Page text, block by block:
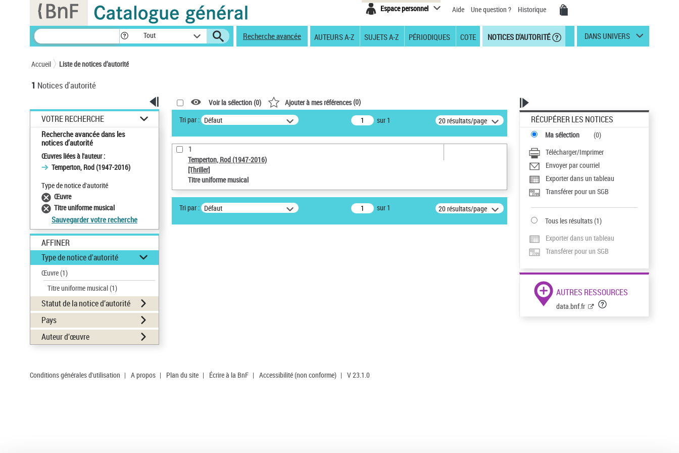
Espace personnel Aide Une question ? Historique
Tout Recherche avancée AUTEURS A-Z SUJETS A-Z PÉRIODIQUES COTE NOTICES D'AUTORITÉ DANS UNIVERS
Accueil Liste de notices d’autorité
1 Notices d'autorité
VOTRE RECHERCHE
Recherche avancée dans les
notices d’autorité
Œuvres liées à l'auteur :
Temperton, Rod (1947-2016)
Type de notice d'autorité
Œuvre
Titre uniforme musical
Sauvegarder votre recherche
AFFINER
Type de notice d'autorité
Œuvre(1)
Titre uniforme musical(1)
Statut de la notice d’autorité
Pays
Auteur d’œuvre
Voir la sélection (0) Ajouter à mes références(0)
Tri par : Défaut sur 1 20 résultats/page
1
Temperton, Rod (1947-2016)
[Thriller]
Titre uniforme musical
Tri par : Défaut sur 1 20 résultats/page
RÉCUPÉRER LES NOTICES
Ma sélection (0)
Télécharger/Imprimer
Envoyer par courriel
Exporter dans un tableau
Transférer pour un SGB
Tous les résultats(1)
Exporter dans un tableau
Transférer pour un SGB
AUTRES RESSOURCES
data.bnf.fr
Conditions générales d'utilisation | A propos | Plan du site | Écrire à la BnF | Accessibilité (non conforme) | V 23.1.0
Panneau de gestion des cookies